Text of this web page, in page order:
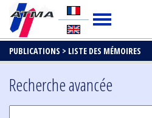
PUBLICATIONS > LISTE DES MÉMOIRES
Recherche avancée